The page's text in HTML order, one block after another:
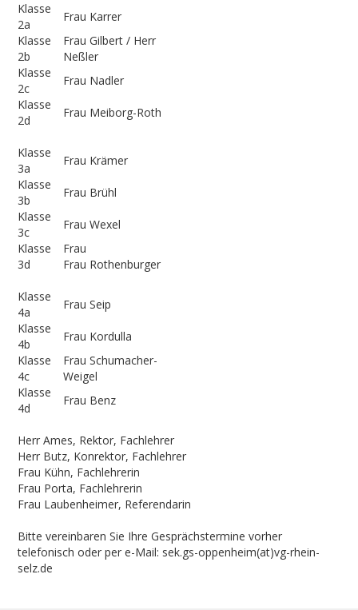
Klasse
2a
Frau Karrer
Klasse
2b
Frau Gilbert / Herr
Neßler
Klasse
2c
Frau Nadler
Klasse
2d
Frau Meiborg-Roth
Klasse
3a
Frau Krämer
Klasse
3b
Frau Brühl
Klasse
3c
Frau Wexel
Klasse
3d
Frau
Frau Rothenburger
Klasse
4a
Frau Seip
Klasse
4b
Frau Kordulla
Klasse
4c
Frau Schumacher-
Weigel
Klasse
4d
Frau Benz
Herr Ames, Rektor, Fachlehrer
Herr Butz, Konrektor, Fachlehrer
Frau Kühn, Fachlehrerin
Frau Porta, Fachlehrerin
Frau Laubenheimer, Referendarin
Bitte vereinbaren Sie Ihre Gesprächstermine vorher
telefonisch oder per e-Mail: sek.gs-oppenheim(at)vg-rhein-
selz.de